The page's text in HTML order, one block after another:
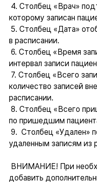
4. Столбец «Врач»
которому записан
5. Столбец «Дата»
в расписании.
6. Столбец «Время
интервал записи
7. Столбец «Всего
количество записей
расписании.
8. Столбец «Всего
по пришедшим
9. Столбец «Удален»
удаленным записям из
ВНИМАНИЕ! При
добавить